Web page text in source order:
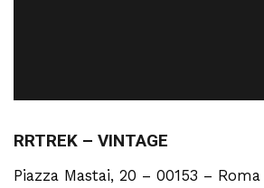
RRTREK – VINTAGE
Piazza Mastai, 20 – 00153 – Roma